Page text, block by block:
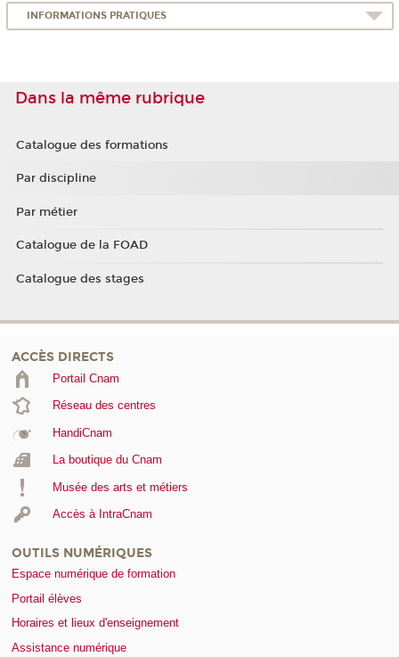
INFORMATIONS PRATIQUES
Dans la même rubrique
Catalogue des formations
Par discipline
Par métier
Catalogue de la FOAD
Catalogue des stages
ACCÈS DIRECTS
Portail Cnam
Réseau des centres
HandiCnam
La boutique du Cnam
Musée des arts et métiers
Accès à IntraCnam
OUTILS NUMÉRIQUES
Espace numérique de formation
Portail élèves
Horaires et lieux d'enseignement
Assistance numérique